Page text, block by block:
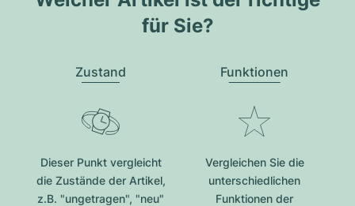
für Sie?
Zustand
Dieser Punkt vergleicht
die Zustände der Artikel,
z.B. "ungetragen", "neu"
Funktionen
Vergleichen Sie die
unterschiedlichen
Funktionen der